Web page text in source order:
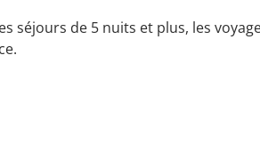
séjours de 5 nuits et plus, les